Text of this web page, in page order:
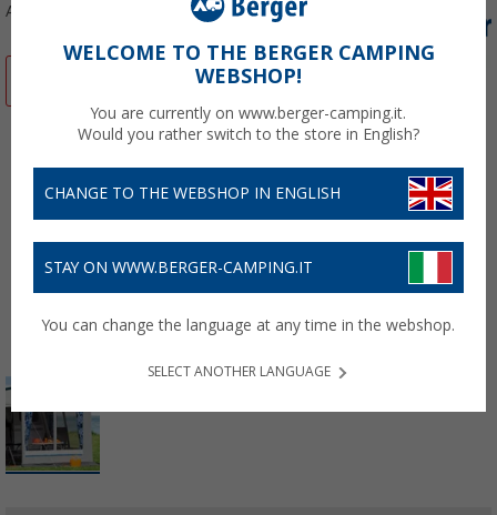
Articolo n: 257480
WELCOME TO THE BERGER CAMPING
WEBSHOP!
You are currently on www.berger-camping.it.
Would you rather switch to the store in English?
CHANGE TO THE WEBSHOP IN ENGLISH
STAY ON WWW.BERGER-CAMPING.IT
You can change the language at any time in the webshop.
SELECT ANOTHER LANGUAGE